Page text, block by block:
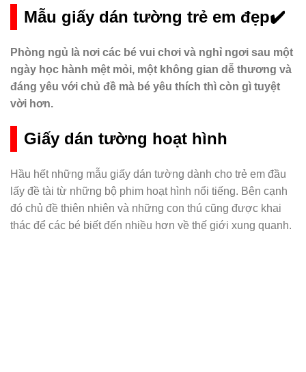
Mẫu giấy dán tường trẻ em đẹp✔️
Phòng ngủ là nơi các bé vui chơi và nghỉ ngơi sau một
ngày học hành mệt mỏi, một không gian dễ thương và
đáng yêu với chủ đề mà bé yêu thích thì còn gì tuyệt
vời hơn.
Giấy dán tường hoạt hình
Hầu hết những mẫu giấy dán tường dành cho trẻ em đầu
lấy đề tài từ những bộ phim hoạt hình nổi tiếng. Bên cạnh
đó chủ đề thiên nhiên và những con thú cũng được khai
thác để các bé biết đến nhiều hơn về thế giới xung quanh.